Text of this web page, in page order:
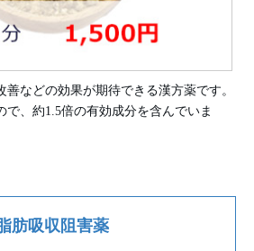
善などの効果が期待できる漢方薬です。
で、約1.5倍の有効成分を含んでいま
肪吸収阻害薬